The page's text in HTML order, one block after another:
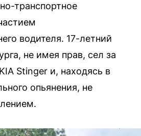
транспортное
водителя. 17-летний
не имея прав, сел за
Stinger и, находясь в
опьянения, не